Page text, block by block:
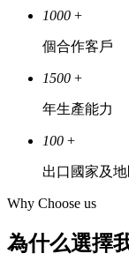
1000 +
個合作客戶
1500 +
年生產能力
100 +
出口國家及
Why Choose us
為什么選擇